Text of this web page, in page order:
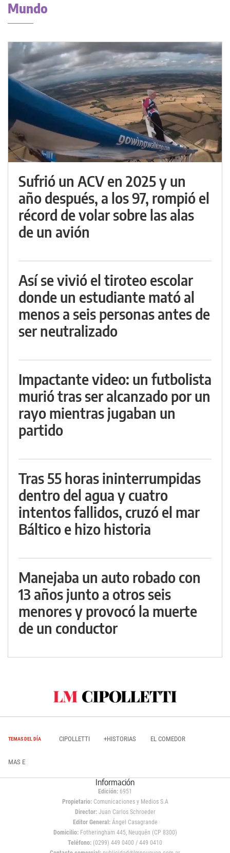
Mundo
Sufrió un ACV en 2025 y un
año después, a los 97, rompió el
récord de volar sobre las alas
de un avión
Así se vivió el tiroteo escolar
donde un estudiante mató al
menos a seis personas antes de
ser neutralizado
Impactante video: un futbolista
murió tras ser alcanzado por un
rayo mientras jugaban un
partido
Tras 55 horas ininterrumpidas
dentro del agua y cuatro
intentos fallidos, cruzó el mar
Báltico e hizo historia
Manejaba un auto robado con
13 años junto a otros seis
menores y provocó la muerte
de un conductor
TEMAS DEL DÍA CIPOLLETTI +HISTORIAS EL COMEDOR
MAS E
Información
Edición: 6951
Propietario:Comunicaciones y Medios S.A
Director: Juan Carlos Schroeder
Editor General:Ángel Casagrande
Domicilio:Fotheringham 445, Neuquén (CP 8300)
Teléfono: (0299) 449 0400 / 449 0410